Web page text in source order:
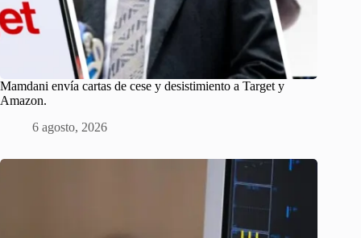
Mamdani envía cartas de cese y desistimiento a Target y
Amazon.
6 agosto, 2026